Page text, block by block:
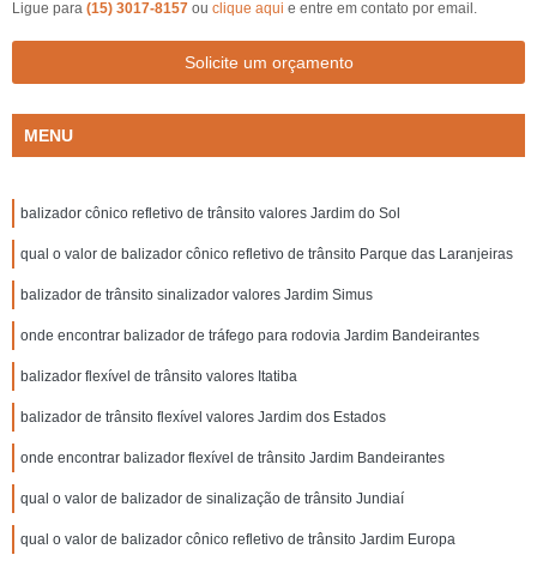
Ligue para (15) 3017-8157 ou clique aqui e entre em contato por email.
Solicite um orçamento
MENU
balizador cônico refletivo de trânsito valores Jardim do Sol
qual o valor de balizador cônico refletivo de trânsito Parque das Laranjeiras
balizador de trânsito sinalizador valores Jardim Simus
onde encontrar balizador de tráfego para rodovia Jardim Bandeirantes
balizador flexível de trânsito valores Itatiba
balizador de trânsito flexível valores Jardim dos Estados
onde encontrar balizador flexível de trânsito Jardim Bandeirantes
qual o valor de balizador de sinalização de trânsito Jundiaí
qual o valor de balizador cônico refletivo de trânsito Jardim Europa